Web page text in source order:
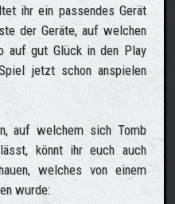
ihr ein passendes Gerät
der Geräte, auf welchen
auf gut Glück in den Play
jetzt schon anspielen
auf welchem sich Tomb
könnt ihr euch auch
welches von einem
wurde: